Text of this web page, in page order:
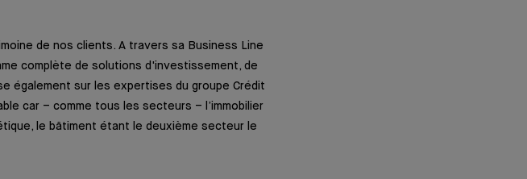
de nos clients. A travers sa Business Line
complète de solutions d'investissement, de
également sur les expertises du groupe Crédit
car – comme tous les secteurs – l’immobilier
le bâtiment étant le deuxième secteur le